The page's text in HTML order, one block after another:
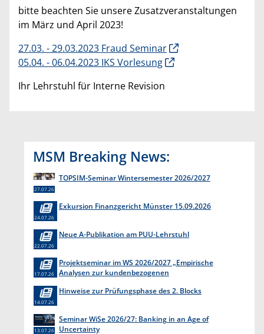
bitte beachten Sie unsere Zusatzveranstaltungen
im März und April 2023!
27.03. - 29.03.2023 Fraud Seminar
05.04. - 06.04.2023 IKS Vorlesung
Ihr Lehrstuhl für Interne Revision
MSM Breaking News:
TOPSIM-Seminar Wintersemester 2026/2027
27.07.26
Exkursion Finanzgericht Münster 15.09.2026
24.07.26
Neue A-Publikation am PUU-Lehrstuhl
22.07.26
Projektseminar im WS 2026/2027 „Empirische
Analysen zur kundenbezogenen
17.07.26
Hinweise zur Prüfungsphase des 2. Blocks
14.07.26
Seminar WiSe 2026/27: Banking in an Age of
Uncertainty
13.07.26